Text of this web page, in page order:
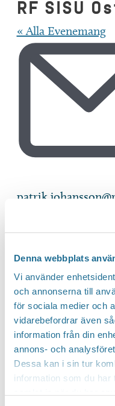
Denna webbplats
Vi använder
och annonserna till
för sociala medier och
vidarebefordrar även
information från din
annons- och
Dessa kan i sin tur
information som du har
RF SISU
« Alla Evenemang
Email
Evenemang
Notis
Inga resultat
Notis
Inga resultat
KommandeVälj
datum.